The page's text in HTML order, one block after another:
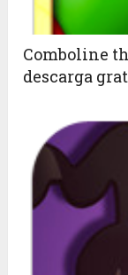
Comboline
descarga